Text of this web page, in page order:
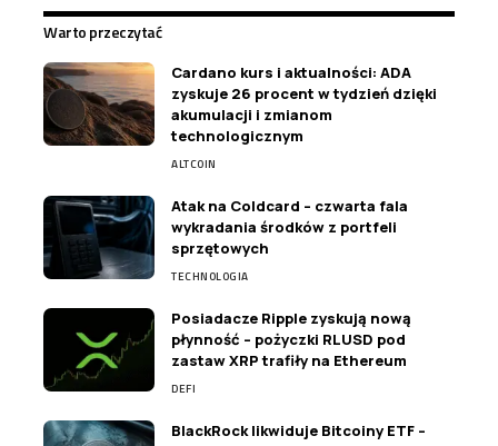
Warto przeczytać
Cardano kurs i aktualności: ADA
zyskuje 26 procent w tydzień dzięki
akumulacji i zmianom
technologicznym
ALTCOIN
Atak na Coldcard – czwarta fala
wykradania środków z portfeli
sprzętowych
TECHNOLOGIA
Posiadacze Ripple zyskują nową
płynność – pożyczki RLUSD pod
zastaw XRP trafiły na Ethereum
DEFI
BlackRock likwiduje Bitcoiny ETF –